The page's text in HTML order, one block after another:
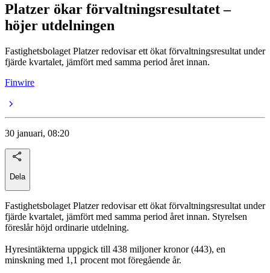
Platzer ökar förvaltningsresultatet –
höjer utdelningen
Fastighetsbolaget Platzer redovisar ett ökat förvaltningsresultat under
fjärde kvartalet, jämfört med samma period året innan.
Finwire
30 januari, 08:20
Dela
Fastighetsbolaget Platzer redovisar ett ökat förvaltningsresultat under
fjärde kvartalet, jämfört med samma period året innan. Styrelsen
föreslår höjd ordinarie utdelning.
Hyresintäkterna uppgick till 438 miljoner kronor (443), en
minskning med 1,1 procent mot föregående år.